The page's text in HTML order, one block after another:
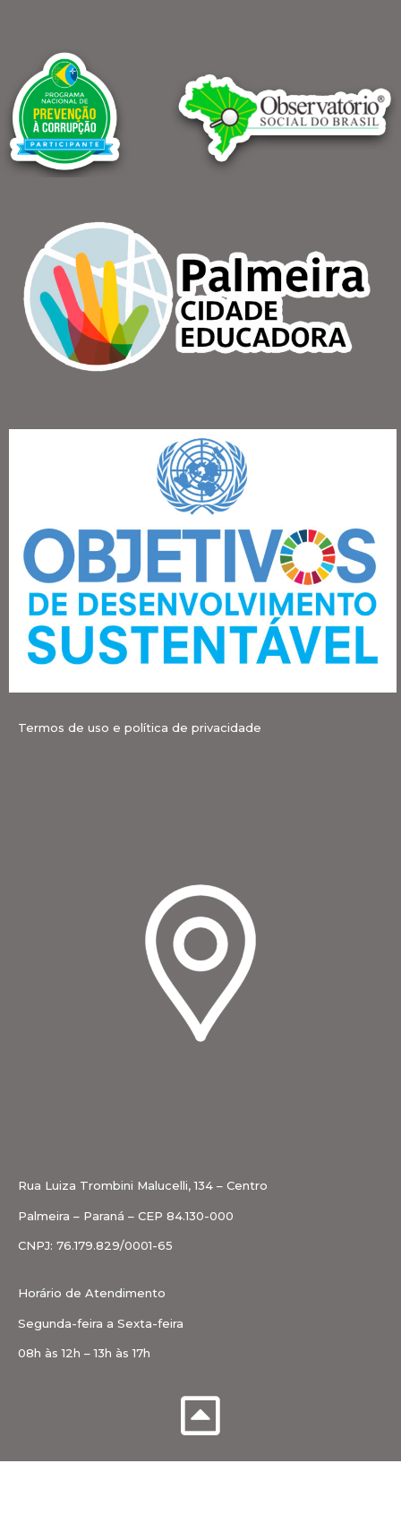
Termos de uso e política de privacidade
Rua Luiza Trombini Malucelli, 134 – Centro
Palmeira – Paraná – CEP 84.130-000
CNPJ: 76.179.829/0001-65
Horário de Atendimento
Segunda-feira a Sexta-feira
08h às 12h – 13h às 17h